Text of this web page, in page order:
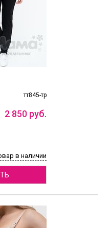
тт845-тр
2 850 руб.
в наличии